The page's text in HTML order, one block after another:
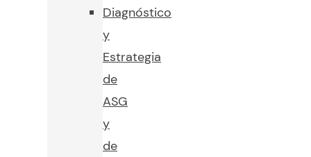
Diagnóstico
y
Estrategia
de
ASG
y
de